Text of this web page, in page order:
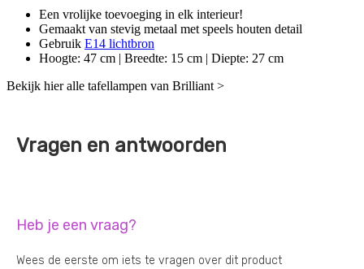
Een vrolijke toevoeging in elk interieur!
Gemaakt van stevig metaal met speels houten detail
Gebruik E14 lichtbron
Hoogte: 47 cm | Breedte: 15 cm | Diepte: 27 cm
Bekijk hier alle tafellampen van Brilliant >
Vragen en antwoorden
Heb je een vraag?
Wees de eerste om iets te vragen over dit product